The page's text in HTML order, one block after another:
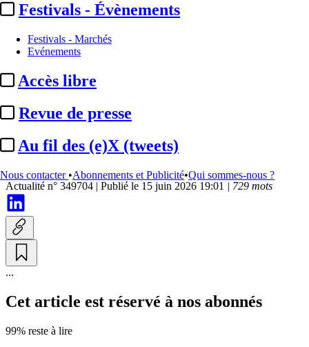
Festivals - Évènements
Festivals - Marchés
Evénements
Accès libre
Revue de presse
Au fil des (e)X (tweets)
Nous contacter •Abonnements et Publicité•Qui sommes-nous ?
Festival d’Annecy 2026 :
tribune appelle les
organisateurs à « se positionner
...
ParDamien Choppin
Actualité n° 349704 | Publié le 15 juin 2026 19:01 | 729 mots
...
Cet article est réservé à nos abonnés
99% reste à lire